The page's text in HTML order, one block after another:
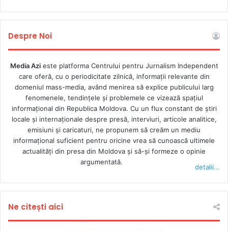
apelat inclusiv la suportul Centrului pentru Jurnalism
TV8, CU PESTE 40 DE DOSARE ÎN INSTANȚĂ
Jurnalista de investigații și prezentatoarea emisiunii „Cutia
Neagră” de la TV8,Mariana Rață,a precizat că
televiziunea figurează în peste 40 de dosare, printre care
inclusiv pentru apărarea onoarei și demnității jurnaliștilor
postului. „De un an sunt ținta unor atacuri de care nu sunt
protejați, nici de lege, nici de alte forme de protecție a
jurnaliștilor”, a spus Mariana Rață. Ea a adus drept
exemplu o cauză intentată de comunitatea evreiască, după
ce protagonistul unui articol a fost menționat drept
chemare în judecată primim aproape după fiecare material
și aproape după fiecare material explicăm modul în care li
Despre Noi
Media Azieste platforma Centrului pentru Jurnalism Independent
care oferă, cu o periodicitate zilnică, informații relevante din
domeniul mass-media, având menirea să explice publicului larg
fenomenele, tendințele și problemele ce vizează spațiul
informațional din Republica Moldova. Cu un flux constant de ştiri
locale şi internaţionale despre presă, interviuri, articole analitice,
emisiuni și caricaturi, ne propunem să creăm un mediu
informaţional suficient pentru oricine vrea să cunoască ultimele
actualităţi din presa din Moldova şi să-şi formeze o opinie
argumentată.
detalii...
Ne citești aici